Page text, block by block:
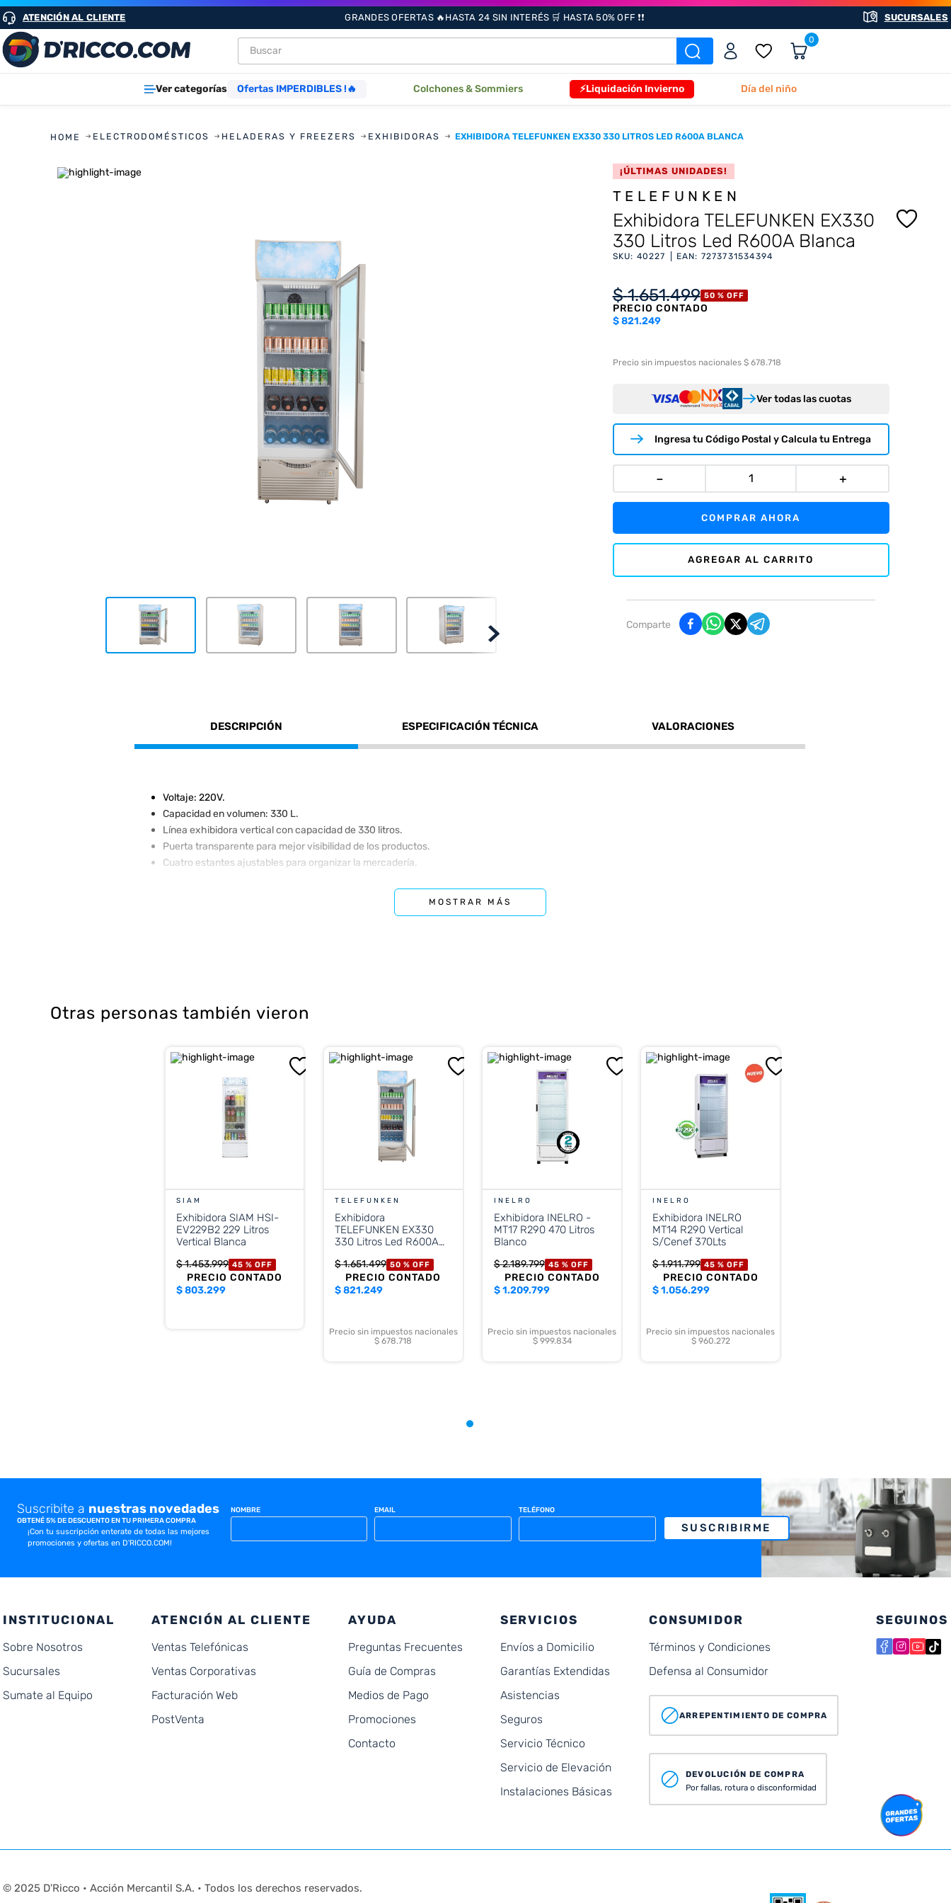
ATENCIÓN AL CLIENTE GRANDES OFERTAS 🔥HASTA 24 SIN INTERÉS 🛒 HASTA 50% OFF ❗❗ SUCURSALES
Buscar 0
Ver categorías Ofertas IMPERDIBLES !🔥 Colchones & Sommiers ⚡Liquidación Invierno Día del niño
ELECTRODOMÉSTICOS HELADERAS Y FREEZERS EXHIBIDORAS EXHIBIDORA TELEFUNKEN EX330 330 LITROS LED R600A BLANCA
¡ÚLTIMAS UNIDADES!
TELEFUNKEN
Exhibidora TELEFUNKEN EX330
330 Litros Led R600A Blanca
SKU: 40227 EAN: 7273731534394
$ 1.651.499 50 % OFF
PRECIO CONTADO
$821.249
Precio sin impuestos nacionales $ 678.718
Ver todas las cuotas
Ingresa tu Código Postal y Calcula tu Entrega
＋
－
COMPRAR AHORA
AGREGAR AL CARRITO
Comparte
DESCRIPCIÓN ESPECIFICACIÓN TÉCNICA VALORACIONES
Voltaje: 220V.
Capacidad en volumen: 330 L.
Línea exhibidora vertical con capacidad de 330 litros.
Puerta transparente para mejor visibilidad de los productos.
Cuatro estantes ajustables para organizar la mercadería.
1.96 m x 63 cm x 56 cm Profundidad
Diseño con ruedas para fácil movilidad en el comercio.
MOSTRAR MÁS
Otras personas también vieron
SIAM
Exhibidora SIAM HSI-
EV229B2 229 Litros
Vertical Blanca
$1.453.999 45 % OFF
PRECIO CONTADO
$803.299
TELEFUNKEN
Exhibidora
TELEFUNKEN EX330
330 Litros Led R600A
$1.651.499 50 % OFF
PRECIO CONTADO
$821.249
Precio sin impuestos nacionales
$ 678.718
INELRO
Exhibidora INELRO -
MT17 R290 470 Litros
Blanco
$2.189.799 45 % OFF
PRECIO CONTADO
$1.209.799
Precio sin impuestos nacionales
$ 999.834
INELRO
Exhibidora INELRO
MT14 R290 Vertical
S/Cenef 370Lts
$1.911.799 45 % OFF
PRECIO CONTADO
$1.056.299
Precio sin impuestos nacionales
$ 960.272
Suscribite a nuestras novedades
OBTENÉ 5% DE DESCUENTO EN TU PRIMERA COMPRA
¡Con tu suscripción enterate de todas las mejores
promociones y ofertas en D'RICCO.COM!
NOMBRE EMAIL TELÉFONO
SUSCRIBIRME
INSTITUCIONAL
Sobre Nosotros
Sucursales
Sumate al Equipo
ATENCIÓN AL CLIENTE
Ventas Telefónicas
Ventas Corporativas
Facturación Web
PostVenta
AYUDA
Preguntas Frecuentes
Guía de Compras
Medios de Pago
Promociones
Contacto
SERVICIOS
Envíos a Domicilio
Garantías Extendidas
Asistencias
Seguros
Servicio Técnico
Servicio de Elevación
Instalaciones Básicas
CONSUMIDOR
Términos y Condiciones
Defensa al Consumidor
ARREPENTIMIENTO DE COMPRA
DEVOLUCIÓN DE COMPRA
Por fallas, rotura o disconformidad
SEGUINOS
© 2025 D'Ricco • Acción Mercantil S.A. • Todos los derechos reservados.
TÉRMINOS MÁS BUSCADOS
1. heladeras
. termotanque
8. freidora aire
placard
. cocina